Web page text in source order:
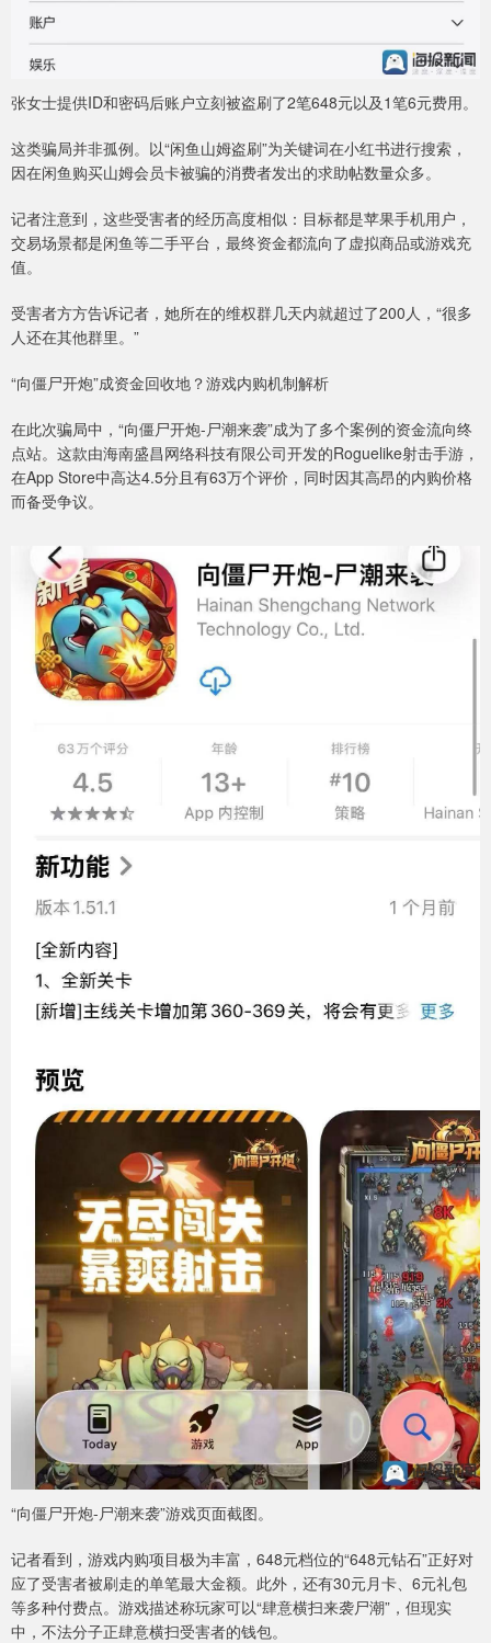
张女士提供ID和密码后账户立刻被盗刷了2笔648元以及1笔6元费用。
这类骗局并非孤例。以“闲鱼山姆盗刷”为关键词在小红书进行搜索，
因在闲鱼购买山姆会员卡被骗的消费者发出的求助帖数量众多。
记者注意到，这些受害者的经历高度相似：目标都是苹果手机用户，
交易场景都是闲鱼等二手平台，最终资金都流向了虚拟商品或游戏充
值。
受害者方方告诉记者，她所在的维权群几天内就超过了200人，“很多
人还在其他群里。”
“向僵尸开炮”成资金回收地？游戏内购机制解析
在此次骗局中，“向僵尸开炮-尸潮来袭”成为了多个案例的资金流向终
点站。这款由海南盛昌网络科技有限公司开发的Roguelike射击手游，
在App Store中高达4.5分且有63万个评价，同时因其高昂的内购价格
而备受争议。
“向僵尸开炮-尸潮来袭”游戏页面截图。
记者看到，游戏内购项目极为丰富，648元档位的“648元钻石”正好对
应了受害者被刷走的单笔最大金额。此外，还有30元月卡、6元礼包
等多种付费点。游戏描述称玩家可以“肆意横扫来袭尸潮”，但现实
中，不法分子正肆意横扫受害者的钱包。